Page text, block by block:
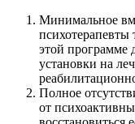
Минимальное
психотерапевты
этой программе
установки на
Полное
от